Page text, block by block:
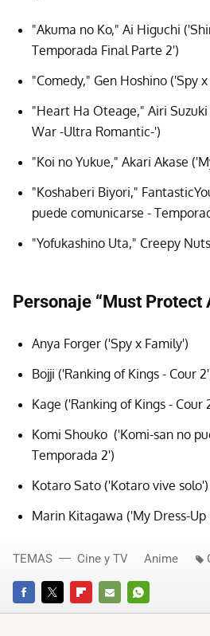
"Akuma no Ko," Ai Higuchi
Temporada Final Parte 2')
"Comedy," Gen Hoshino ('Spy
"Heart Ha Oteage," Airi
War -Ultra Romantic-')
"Koi no Yukue," Akari Akase
"Koshaberi Biyori,"
puede comunicarse -
"Yofukashino Uta," Creepy
Personaje “Must Protect
Anya Forger ('Spy x Family')
Bojji ('Ranking of Kings - Cour
Kage ('Ranking of Kings - Cour
Komi Shouko ('Komi-san no
Temporada 2')
Kotaro Sato ('Kotaro vive solo')
Marin Kitagawa ('My Dress-Up
FACEBOOKTWITTERFLIPBOARD
E-
WHATSAPP
TEMAS Cine y TV Anime